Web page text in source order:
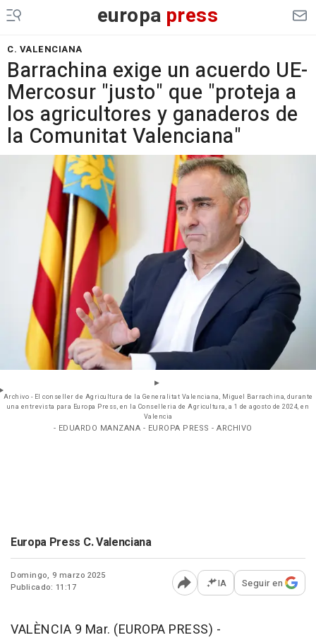
europa press
C. VALENCIANA
Barrachina exige un acuerdo UE-
Mercosur "justo" que "proteja a
los agricultores y ganaderos de
la Comunitat Valenciana"
Archivo - El conseller de Agricultura de la Generalitat Valenciana, Miguel Barrachina, durante
una entrevista para Europa Press, en la Conselleria de Agricultura, a 1 de agosto de 2024, en
Valencia
- EDUARDO MANZANA - EUROPA PRESS - ARCHIVO
Europa Press C. Valenciana
Domingo, 9 marzo 2025
Publicado: 11:17
Abrir opciones para
IA Seguir en
VALÈNCIA 9 Mar. (EUROPA PRESS) -